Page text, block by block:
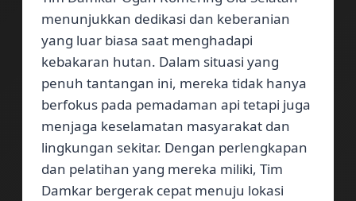
menunjukkan dedikasi dan keberanian
yang luar biasa saat menghadapi
kebakaran hutan. Dalam situasi yang
penuh tantangan ini, mereka tidak hanya
berfokus pada pemadaman api tetapi juga
menjaga keselamatan masyarakat dan
lingkungan sekitar. Dengan perlengkapan
dan pelatihan yang mereka miliki, Tim
Damkar bergerak cepat menuju lokasi